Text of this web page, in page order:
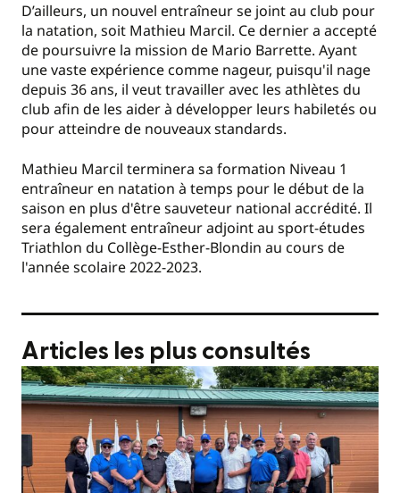
D’ailleurs, un nouvel entraîneur se joint au club pour
la natation, soit Mathieu Marcil. Ce dernier a accepté
de poursuivre la mission de Mario Barrette. Ayant
une vaste expérience comme nageur, puisqu'il nage
depuis 36 ans, il veut travailler avec les athlètes du
club afin de les aider à développer leurs habiletés ou
pour atteindre de nouveaux standards.
Mathieu Marcil terminera sa formation Niveau 1
entraîneur en natation à temps pour le début de la
saison en plus d'être sauveteur national accrédité. Il
sera également entraîneur adjoint au sport-études
Triathlon du Collège-Esther-Blondin au cours de
l'année scolaire 2022-2023.
Articles les plus consultés